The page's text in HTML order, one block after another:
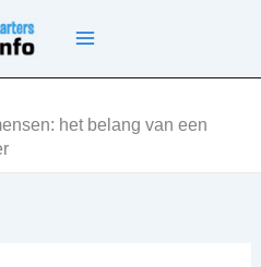
het belang van een